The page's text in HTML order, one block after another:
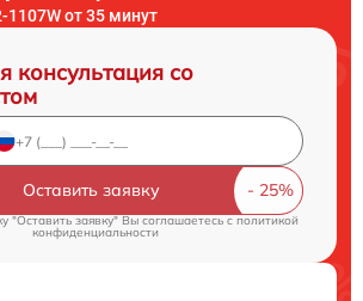
1107W от 35 минут
консультация со
Оставить заявку
"Оставить заявку" Вы соглашаетесь c политикой
конфиденциальности